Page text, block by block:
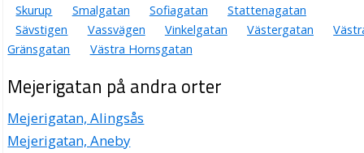
Skurup
Smalgatan Sofiagatan
Stattenagatan
Sävstigen
Vassvägen Vinkelgatan Västergatan
Gränsgatan
Västra Hornsgatan
Mejerigatan på andra orter
Mejerigatan, Alingsås
Mejerigatan, Aneby